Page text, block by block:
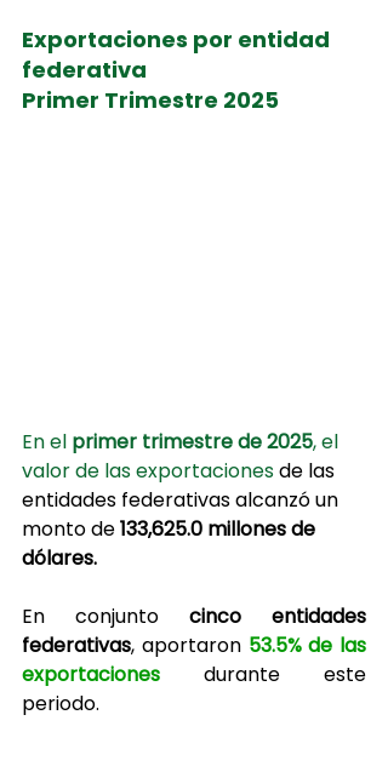
Exportaciones por entidad
federativa
Primer Trimestre 2025
En el primer trimestre de 2025, el
valor de las exportaciones de las
entidades federativas alcanzó un
monto de 133,625.0 millones de
dólares.
En conjunto cinco entidades
federativas, aportaron 53.5% de las
exportaciones durante este
periodo.